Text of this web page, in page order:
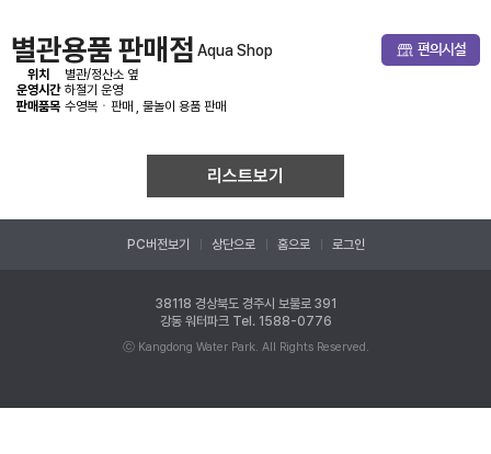
별관용품 판매점 Aqua Shop
위치
별관/정산소 옆
운영시간 하절기 운영
판매품목 수영복ㆍ판매 , 물놀이 용품 판매
리스트보기
PC버전보기 상단으로 홈으로 로그인
38118 경상북도 경주시 보불로 391
강동 워터파크 Tel. 1588-0776
ⓒ Kangdong Water Park. All Rights Reserved.